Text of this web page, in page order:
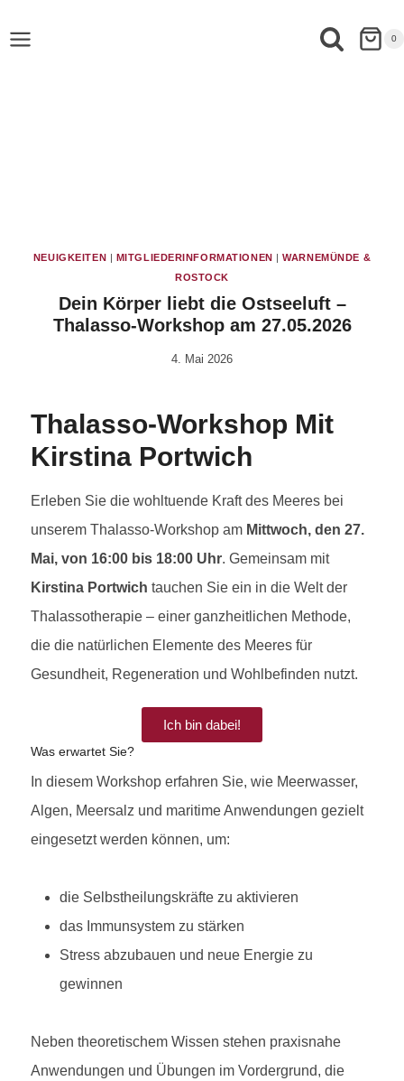
0
NEUIGKEITEN MITGLIEDERINFORMATIONEN |WARNEMÜNDE &
ROSTOCK
Dein Körper liebt die Ostseeluft –
Thalasso-Workshop am 27.05.2026
Von
4. Mai 2026
Thalasso-Workshop Mit
Kirstina Portwich
Erleben Sie die wohltuende Kraft des Meeres bei
unserem Thalasso-Workshop am Mittwoch, den 27.
Mai, von 16:00 bis 18:00 Uhr. Gemeinsam mit
Kirstina Portwich tauchen Sie ein in die Welt der
Thalassotherapie – einer ganzheitlichen Methode,
die die natürlichen Elemente des Meeres für
Gesundheit, Regeneration und Wohlbefinden nutzt.
Ich bin dabei!
Was erwartet Sie?
In diesem Workshop erfahren Sie, wie Meerwasser,
Algen, Meersalz und maritime Anwendungen gezielt
eingesetzt werden können, um:
die Selbstheilungskräfte zu aktivieren
das Immunsystem zu stärken
Stress abzubauen und neue Energie zu
gewinnen
Neben theoretischem Wissen stehen praxisnahe
Anwendungen und Übungen im Vordergrund, die